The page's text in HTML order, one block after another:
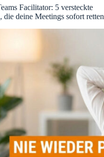
Facilitator: 5 versteckte
die deine Meetings sofort retten